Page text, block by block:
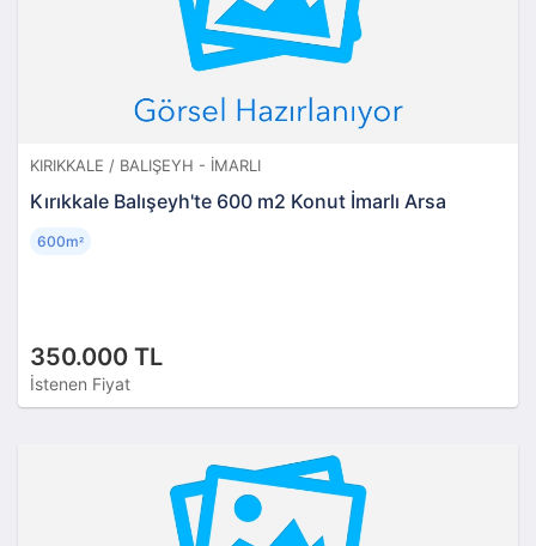
KIRIKKALE / BALIŞEYH - İMARLI
Kırıkkale Balışeyh'te 600 m2 Konut İmarlı Arsa
350.000 TL
İstenen Fiyat
600m²